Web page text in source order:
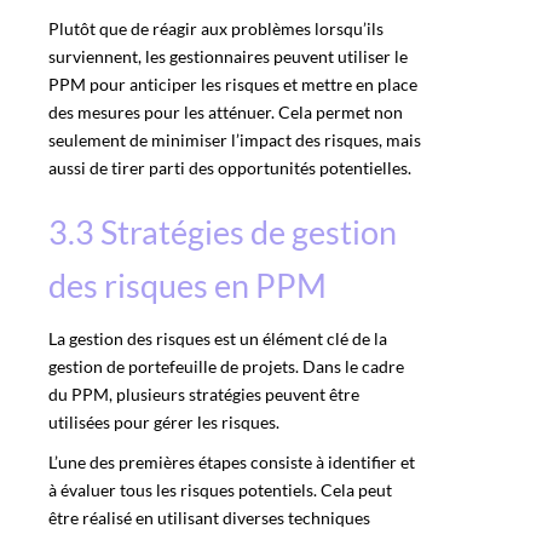
Plutôt que de réagir aux problèmes lorsqu’ils
surviennent, les gestionnaires peuvent utiliser le
PPM pour anticiper les risques et mettre en place
des mesures pour les atténuer. Cela permet non
seulement de minimiser l’impact des risques, mais
aussi de tirer parti des opportunités potentielles.
3.3 Stratégies de gestion
des risques en PPM
Lagestion des risquesest un élément clé de la
gestion de portefeuille de projets. Dans le cadre
du PPM, plusieurs stratégies peuvent être
utilisées pour gérer les risques.
L’une des premières étapes consiste à identifier et
à évaluer tous les risques potentiels. Cela peut
être réalisé en utilisant diverses techniques